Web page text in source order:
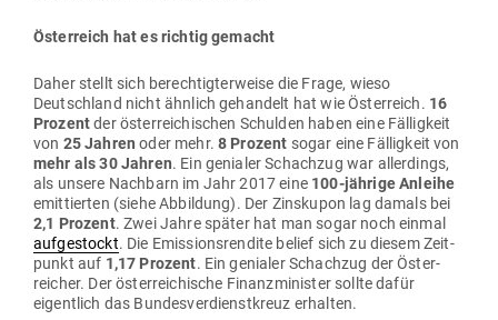
Öster­reich hat es richtig gemacht
Daher stellt sich berech­tig­ter­weise die Frage, wieso
Deutschland nicht ähnlich gehandelt hat wie Öster­reich. 16
Prozentder öster­rei­chi­schen Schulden haben eine Fäl­ligkeit
von 25 Jahren oder mehr.8 Prozent sogar eine Fäl­ligkeit von
mehr als 30 Jahren. Ein genialer Schachzug war aller­dings,
als unsere Nachbarn im Jahr 2017 eine 100‑jährige Anleihe
emit­tierten (siehe Abbildung). Der Zins­kupon lag damals bei
2,1 Prozent. Zwei Jahre später hat man sogar noch einmal
auf­ge­stockt. Die Emis­si­ons­rendite belief sich zu diesem Zeit­
punkt auf 1,17 Prozent. Ein genialer Schachzug der Öster­
reicher. Der öster­rei­chische Finanz­mi­nister sollte dafür
eigentlich das Bun­des­ver­dienst­kreuz erhalten.